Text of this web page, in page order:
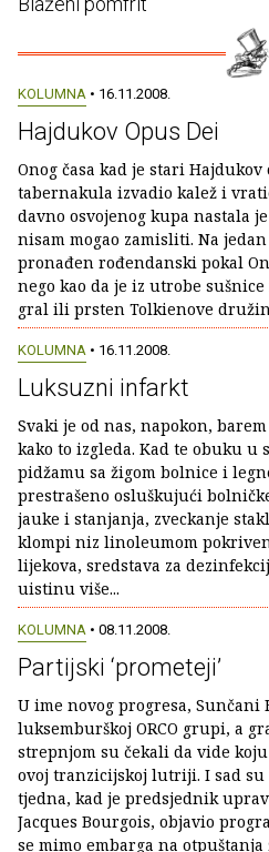
KOLUMNA • 16.11.2008.
Hajdukov Opus Dei
Onog časa kad je stari
tabernakula izvadio kalež i
davno osvojenog kupa nastala
nisam mogao zamisliti. Na
pronađen rođendanski pokal
nego kao da je iz utrobe
gral ili prsten Tolkienove
KOLUMNA • 16.11.2008.
Luksuzni infarkt
Svaki je od nas, napokon,
kako to izgleda. Kad te obuku
pidžamu sa žigom bolnice i
prestrašeno osluškujući
jauke i stanjanja, zveckanje
klompi niz linoleumom
lijekova, sredstava za
uistinu više...
KOLUMNA • 08.11.2008.
Partijski ‘prometeji’
U ime novog progresa, Sunčani
luksemburškoj ORCO grupi, a
strepnjom su čekali da vide
ovoj tranzicijskoj lutriji. I sad su
tjedna, kad je predsjednik
Jacques Bourgois, objavio
se mimo embarga na